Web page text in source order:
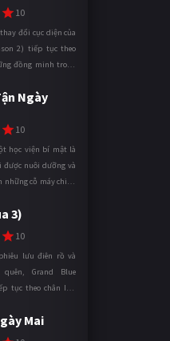
10
đổi cục diện của
2) tiếp tục theo
đồng minh trong
Ngày
10
học viện bí mật là
được nuôi dưỡng và
cỗ máy chiến
... 3)
10
lưu điên rồ và
Grand Blue
tục theo chân Iori
học đ ...
Mai